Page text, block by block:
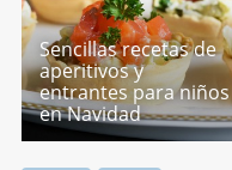
Sencillas recetas de
aperitivos y
entrantes para niños
en Navidad